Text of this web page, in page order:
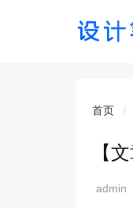
首页
【
admin